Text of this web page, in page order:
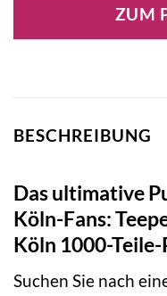
ZUM
BESCHREIBUNG
Das ultimative
Köln-Fans:
Köln 1000-
Suchen Sie nach